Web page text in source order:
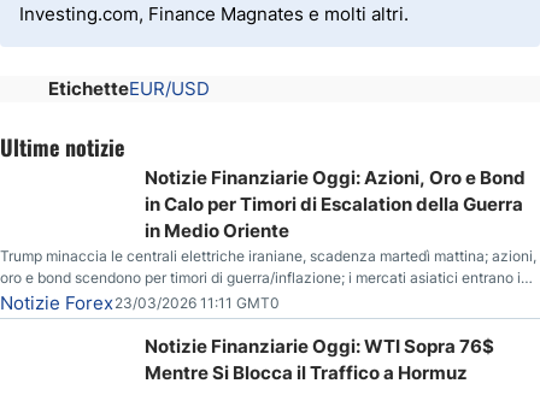
Investing.com, Finance Magnates e molti altri.
EtichetteEUR/USD
Ultime notizie
Notizie Finanziarie Oggi: Azioni, Oro e Bond
in Calo per Timori di Escalation della Guerra
in Medio Oriente
Trump minaccia le centrali elettriche iraniane, scadenza martedì mattina; azioni,
oro e bond scendono per timori di guerra/inflazione; i mercati asiatici entrano in
correzione; il petrolio greggio resta stabile.
Notizie Forex23/03/2026 11:11 GMT0
Notizie Finanziarie Oggi: WTI Sopra 76$
Mentre Si Blocca il Traffico a Hormuz